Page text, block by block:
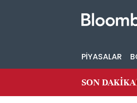
PİYASALAR
SON DAKİKA